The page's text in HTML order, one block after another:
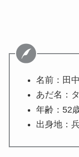
名前：田
あだ名：
年齢：52
出身地：